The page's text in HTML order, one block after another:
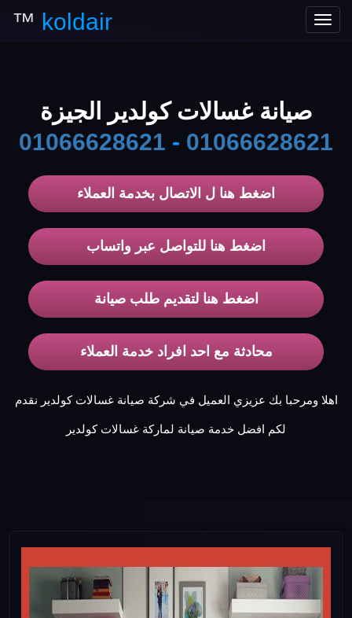
Toggle
koldair
™
صيانة غسالات كولدير الجيزة
01066628621
-
01066628621
اضغط هنا ل الاتصال بخدمة العملاء
اضغط هنا للتواصل عبر واتساب
اضغط هنا لتقديم طلب صيانة
محادثة مع احد افراد خدمة العملاء
اهلا ومرحبا بك عزيزي العميل في شركة صيانة غسالات كولدير نقدم
لكم افضل خدمة صيانة لماركة غسالات كولدير